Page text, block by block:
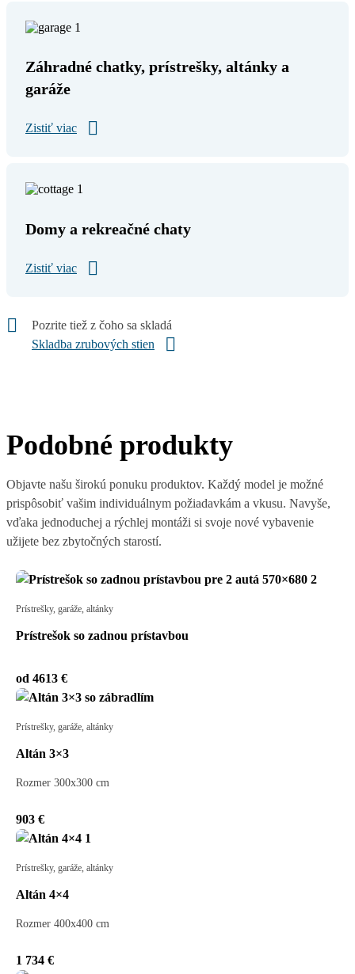
Záhradné chatky, prístrešky, altánky a
garáže
Zistiť viac
Domy a rekreačné chaty
Zistiť viac
Pozrite tiež z čoho sa skladá
Skladba zrubových stien
Podobné produkty
Objavte našu širokú ponuku produktov. Každý model je možné
prispôsobiť vašim individuálnym požiadavkám a vkusu. Navyše,
vďaka jednoduchej a rýchlej montáži si svoje nové vybavenie
užijete bez zbytočných starostí.
Prístrešky, garáže, altánky
Prístrešok so zadnou prístavbou
od 4613 €
Prístrešky, garáže, altánky
Altán 3×3
Rozmer 300x300 cm
903 €
Prístrešky, garáže, altánky
Altán 4×4
Rozmer 400x400 cm
1 734 €